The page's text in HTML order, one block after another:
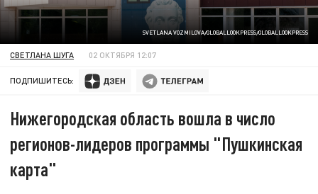
SVETLANA VOZMILOVA/GLOBALLOOKPRESS/GLOBALLOOKPRESS
СВЕТЛАНА ШУГА 02 ОКТЯБРЯ 12:07
ПОДПИШИТЕСЬ:
Нижегородская область вошла в число
регионов-лидеров программы "Пушкинская
карта"